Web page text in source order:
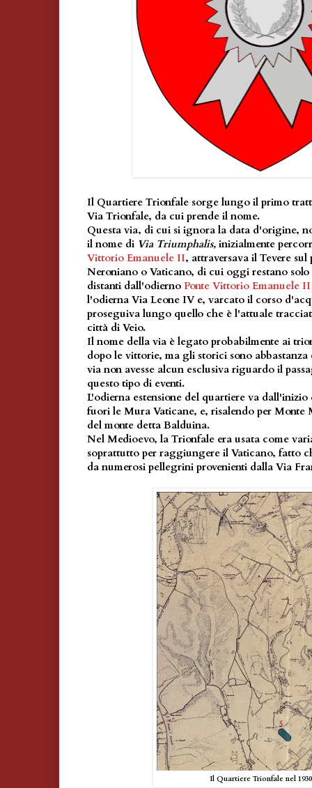
Il Quartiere Trionfale sorge lungo il primo
Via Trionfale, da cui prende il nome.
Questa via, di cui si ignora la data d'origine,
il nome di Via Triumphalis, inizialmente
Vittorio Emanuele II, attraversava il Tevere
Neroniano o Vaticano, di cui oggi restano
distanti dall'odierno Ponte Vittorio Emanuele II
l'odierna Via Leone IV e, varcato il corso
proseguiva lungo quello che è l'attuale
città di Veio.
Il nome della via è legato probabilmente ai
dopo le vittorie, ma gli storici sono
via non avesse alcun esclusiva riguardo il
questo tipo di eventi.
L'odierna estensione del quartiere va
fuori le Mura Vaticane, e, risalendo per Monte
del monte detta Balduina.
Nel Medioevo, la Trionfale era usata come
soprattutto per raggiungere il Vaticano, fatto
da numerosi pellegrini provenienti dalla Via
Il Quartiere Trionfale nel 1930